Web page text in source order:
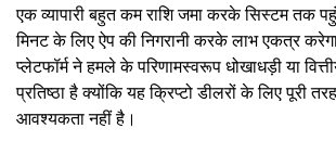
एक व्यापारी बहुत कम राशि जमा करके सिस्टम तक
मिनट के लिए ऐप की निगरानी करके लाभ एकत्र
प्लेटफॉर्म ने हमले के परिणामस्वरूप धोखाधड़ी या
प्रतिष्ठा है क्योंकि यह क्रिप्टो डीलरों के लिए
आवश्यकता नहीं है।